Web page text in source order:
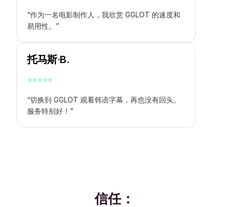
“作为一名电影制作人，我欣赏 GGLOT 的速度和
易用性。”
托马斯·B.
⭐⭐⭐⭐⭐
“切换到 GGLOT 观看韩语字幕，再也没有回头。
服务特别好！”
信任：